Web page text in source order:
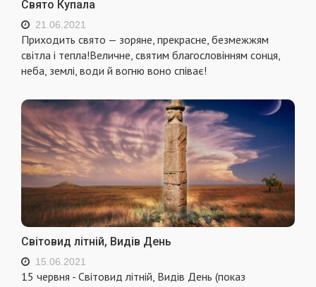
Свято Купала
21.06.2021
Приходить свято — зоряне, прекрасне, безмежжям
світла і тепла!Величне, святим благословінням сонця,
неба, землі, води й вогню воно співає!
Світовид літній, Видів День
15.06.2021
15 червня - Світовид літній, Видів День (показ